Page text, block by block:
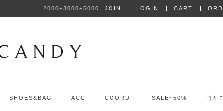
2000+3000+5000 JOIN LOGIN CART
SHOES&BAG ACC COORDI SALE~50% 빅사